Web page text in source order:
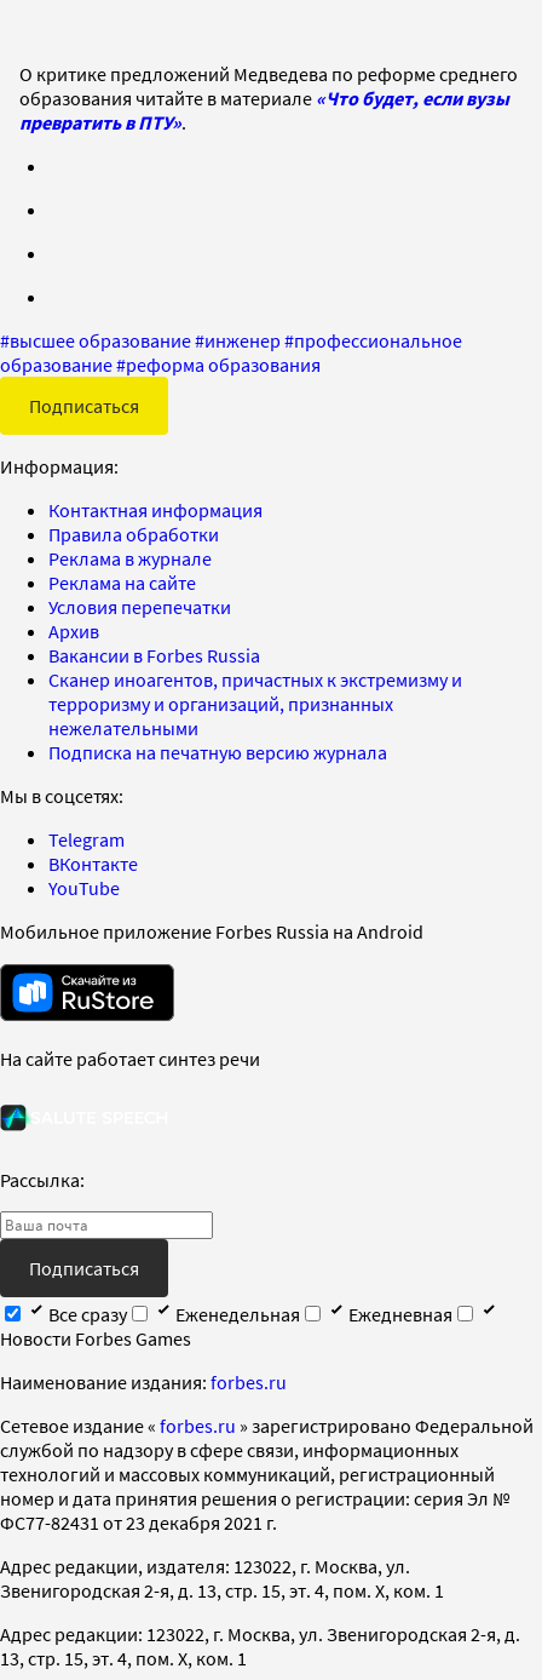
О критике предложений Медведева по реформе среднего
образования читайте в материале «Что будет, если вузы
превратить в ПТУ».
#высшее образование#инженер #профессиональное
образование#реформа образования
Подписаться
Информация:
Контактная информация
Правила обработки
Реклама в журнале
Реклама на сайте
Условия перепечатки
Архив
Вакансии в Forbes Russia
Сканер иноагентов, причастных к экстремизму и
терроризму и организаций, признанных
нежелательными
Подписка на печатную версию журнала
Мы в соцсетях:
Telegram
ВКонтакте
YouTube
Мобильное приложение Forbes Russia на Android
На сайте работает синтез речи
Рассылка:
Подписаться
Все сразу
Еженедельная
Ежедневная
Новости Forbes Games
Наименование издания: forbes.ru
Cетевое издание « forbes.ru » зарегистрировано Федеральной
службой по надзору в сфере связи, информационных
технологий и массовых коммуникаций, регистрационный
номер и дата принятия решения о регистрации: серия Эл №
ФС77-82431 от 23 декабря 2021 г.
Адрес редакции, издателя: 123022, г. Москва, ул.
Звенигородская 2-я, д. 13, стр. 15, эт. 4, пом. X, ком. 1
Адрес редакции: 123022, г. Москва, ул. Звенигородская 2-я, д.
13, стр. 15, эт. 4, пом. X, ком. 1